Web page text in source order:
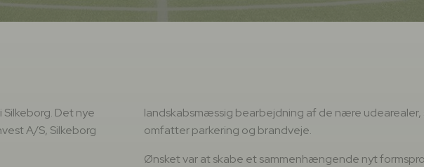
Det nye
A/S, Silkeborg
landskabsmæssig bearbejdning af de nære
omfatter parkering og brandveje.
Ønsket var at skabe et sammenhængende nyt